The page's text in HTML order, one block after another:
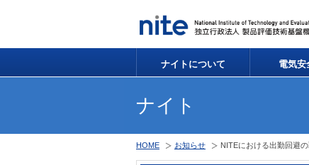
ナイトについて 電気安
ナイト
HOME お知らせ NITEにおける出勤回避